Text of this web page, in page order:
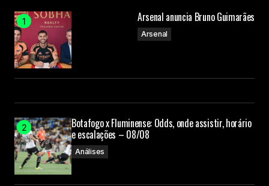
Arsenal anuncia Bruno Guimarães
Arsenal
Botafogo x Fluminense: Odds, onde assistir, horário
e escalações – 08/08
Análises